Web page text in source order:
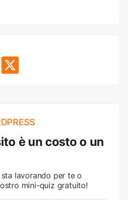
è un costo o un
lavorando per te o
mini-quiz gratuito!